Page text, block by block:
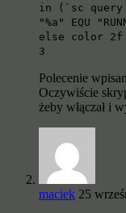
in (`sc query
"%a" EQU
else color 2f
3
Polecenie
Oczywiście
żeby włączał i
maciek 25